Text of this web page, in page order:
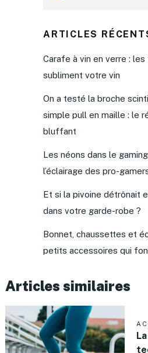
ARTICLES
Carafe à vin en verre :
subliment votre vin
On a testé la broche
simple pull en maille : le
bluffant
Les néons dans le
l’éclairage des pro-
Et si la pivoine détrônait
dans votre garde-robe ?
Bonnet, chaussettes et
petits accessoires qui
Articles similaires